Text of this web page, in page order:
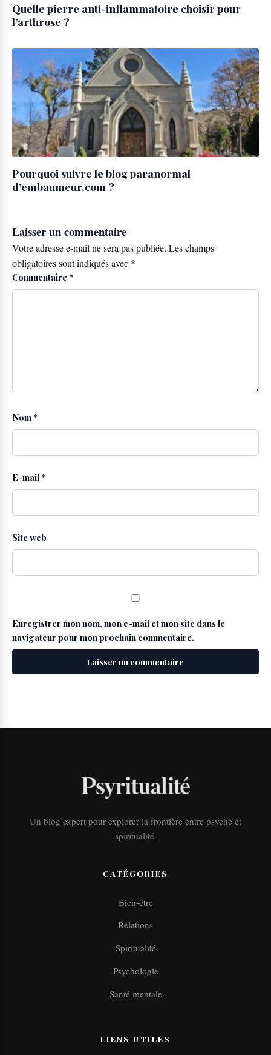
Quelle pierre anti-inflammatoire choisir pour
l’arthrose ?
Pourquoi suivre le blog paranormal
d’embaumeur.com ?
Laisser un commentaire
Votre adresse e-mail ne sera pas publiée. Les champs
obligatoires sont indiqués avec *
Commentaire *
Nom*
E-mail*
Site web
Enregistrer mon nom, mon e-mail et mon site dans le
navigateur pour mon prochain commentaire.
Un blog expert pour explorer la frontière entre psyché et
spiritualité.
CATÉGORIES
Bien-être
Relations
Spiritualité
Psychologie
Santé mentale
LIENS UTILES